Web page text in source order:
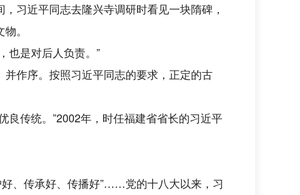
习近平同志去隆兴寺调研时看见一块隋碑，
。
也是对后人负责。”
作序。按照习近平同志的要求，正定的古
良传统。”2002年，时任福建省省长的习近平
好、传承好、传播好”……党的十八大以来，习